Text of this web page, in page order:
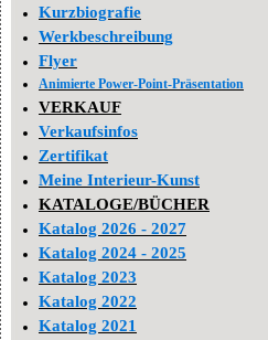
Kurzbiografie
Werkbeschreibung
Flyer
Animierte Power-Point-Präsentation
VERKAUF
Verkaufsinfos
Zertifikat
Meine Interieur-Kunst
KATALOGE/BÜCHER
Katalog 2026 - 2027
Katalog 2024 - 2025
Katalog 2023
Katalog 2022
Katalog 2021